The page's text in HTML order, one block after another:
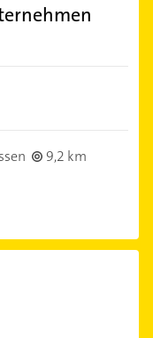
9,2 km